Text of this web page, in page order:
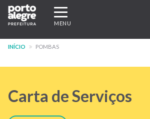
Pular
para
conteúdo
Expandir/recolher
navegação
MENU
INÍCIO POMBAS
Carta de Serviços